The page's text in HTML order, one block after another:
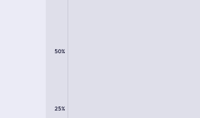
50%
25%